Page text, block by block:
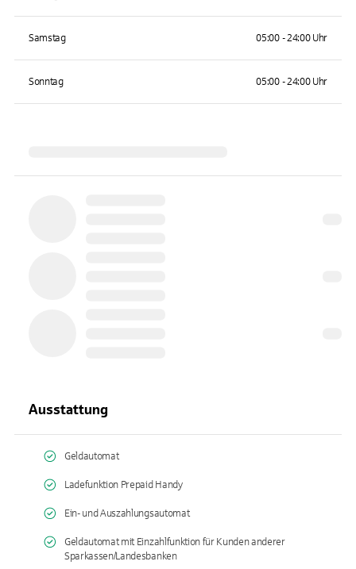
Samstag 05:00 - 24:00 Uhr
Sonntag 05:00 - 24:00 Uhr
Ausstattung
Geldautomat
Ladefunktion Prepaid Handy
Ein- und Auszahlungsautomat
Geldautomat mit Einzahlfunktion für Kunden anderer
Sparkassen/Landesbanken